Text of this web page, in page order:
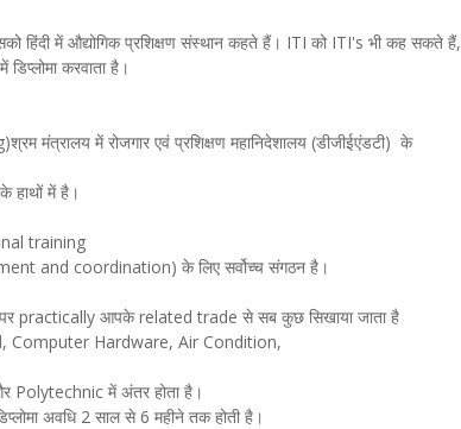
हिंदी में औद्योगिक प्रशिक्षण संस्थान कहते हैं। ITI को ITI's भी कह सकते हैं,
करवाता है।
में रोजगार एवं प्रशिक्षण महानिदेशालय (डीजीईएंडटी) के
हाथों में है।
training
and coordination) के लिए सर्वोच्च संगठन है।
practically आपके related trade से सब कुछ सिखाया जाता है
Computer Hardware, Air Condition,
Polytechnic में अंतर होता है।
अवधि 2 साल से 6 महीने तक होती है।